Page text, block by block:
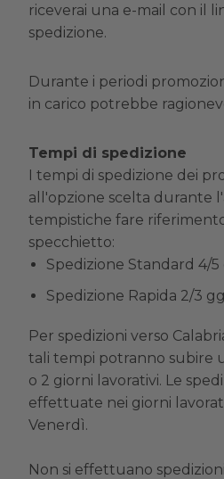
riceverai una e-mail con il
spedizione.
Durante i periodi
in carico potrebbe
Tempi di spedizione
I tempi di spedizione dei
all'opzione scelta durante
tempistiche fare
specchietto:
Spedizione Standard 4/5
Spedizione Rapida 2/3
Per spedizioni verso
tali tempi potranno subire
o 2 giorni lavorativi. Le
effettuate nei giorni
Venerdì.
Non si effettuano